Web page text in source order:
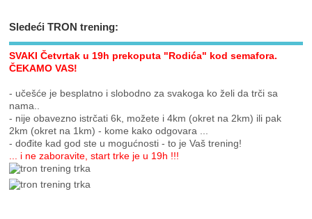
Sledeći TRON trening:
SVAKI Četvrtak u 19h prekoputa "Rodića" kod semafora.
ČEKAMO VAS!
- učešće je besplatno i slobodno za svakoga ko želi da trči sa
nama..
- nije obavezno istrčati 6k, možete i 4km (okret na 2km) ili pak
2km (okret na 1km) - kome kako odgovara ...
- dođite kad god ste u mogućnosti - to je Vaš trening!
... i ne zaboravite, start trke je u 19h !!!